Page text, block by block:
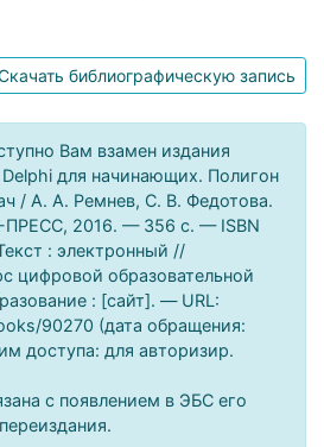
библиографическую запись
Вам взамен издания
для начинающих. Полигон
/ А. А. Ремнев, С. В. Федотова.
2016. — 356 c. — ISBN
: электронный //
цифровой образовательной
: [сайт]. — URL:
90270 (дата обращения:
доступа: для авторизир.
с появлением в ЭБС его